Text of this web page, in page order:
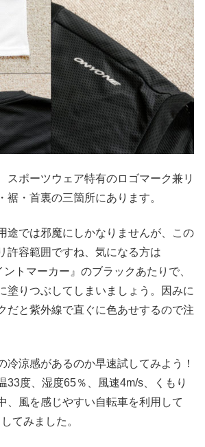
スポーツウェア特有のロゴマーク兼リ
裾・首裏の三箇所にあります。
途では邪魔にしかなりませんが、この
許容範囲ですね、気になる方は
ントマーカー』のブラックあたりで、
塗りつぶしてしまいましょう。因みに
だと紫外線で直ぐに色あせするので注
冷涼感があるのか早速試してみよう！
33度、湿度65％、風速4m/s、くもり
、風を感じやすい自転車を利用して
てみました。